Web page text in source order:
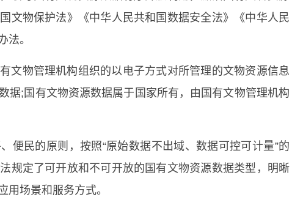
文物保护法》《中华人民共和国数据安全法》《中华人民
法。
文物管理机构组织的以电子方式对所管理的文物资源信息
据;国有文物资源数据属于国家所有，由国有文物管理机构
便民的原则，按照“原始数据不出域、数据可控可计量”的
规定了可开放和不可开放的国有文物资源数据类型，明晰
用场景和服务方式。